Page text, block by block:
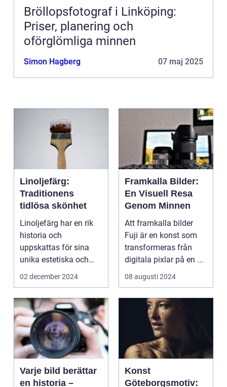
Bröllopsfotograf i Linköping:
Priser, planering och
oförglömliga minnen
Simon Hagberg 07 maj 2025
Linoljefärg:
Traditionens
tidlösa skönhet
Linoljefärg har en rik
historia och
uppskattas för sina
unika estetiska och
funktionella e...
02 december 2024
Framkalla Bilder:
En Visuell Resa
Genom Minnen
Att framkalla bilder
Fuji är en konst som
transformeras från
digitala pixlar på en ...
08 augusti 2024
Varje bild berättar
en historia –
Konst
Göteborgsmotiv: